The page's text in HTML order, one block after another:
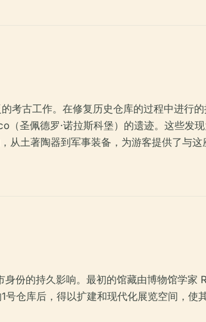
考古工作。在修复历史仓库的过程中进
圣佩德罗·诺拉斯科堡）的遗迹。这些发
从土著陶器到军事装备，为游客提供了与
份的持久影响。最初的馆藏由博物馆学
仓库后，得以扩建和现代化展览空间，使